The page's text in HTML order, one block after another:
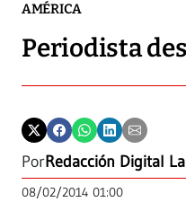
AMÉRICA
Periodista
PorRedacción Digital
08/02/2014 01:00